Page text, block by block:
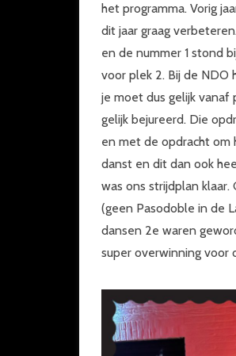
het programma. Vorig
dit jaar graag
en de nummer 1 stond
voor plek 2. Bij de NDO
je moet dus gelijk vanaf
gelijk bejureerd. Die
en met de opdracht om
danst en dit dan ook
was ons strijdplan
(geen Pasodoble in de
dansen 2e waren
super overwinning voor